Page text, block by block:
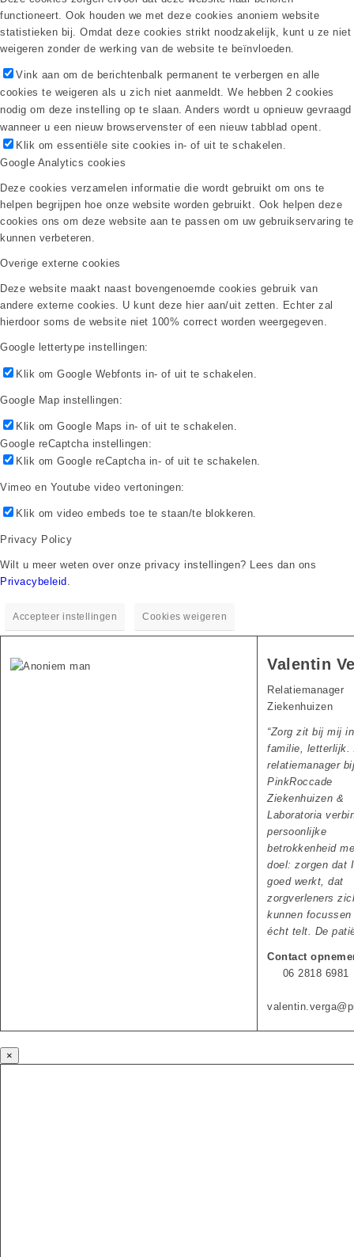
functioneert. Ook houden we met deze cookies anoniem website
statistieken bij. Omdat deze cookies strikt noodzakelijk, kunt u ze niet
weigeren zonder de werking van de website te beïnvloeden.
Vink aan om de berichtenbalk permanent te verbergen en alle
cookies te weigeren als u zich niet aanmeldt. We hebben 2 cookies
nodig om deze instelling op te slaan. Anders wordt u opnieuw gevraagd
wanneer u een nieuw browservenster of een nieuw tabblad opent.
Klik om essentiële site cookies in- of uit te schakelen.
Google Analytics cookies
Deze cookies verzamelen informatie die wordt gebruikt om ons te
helpen begrijpen hoe onze website worden gebruikt. Ook helpen deze
cookies ons om deze website aan te passen om uw gebruikservaring te
kunnen verbeteren.
Overige externe cookies
Deze website maakt naast bovengenoemde cookies gebruik van
andere externe cookies. U kunt deze hier aan/uit zetten. Echter zal
hierdoor soms de website niet 100% correct worden weergegeven.
Google lettertype instellingen:
Klik om Google Webfonts in- of uit te schakelen.
Google Map instellingen:
Klik om Google Maps in- of uit te schakelen.
Google reCaptcha instellingen:
Klik om Google reCaptcha in- of uit te schakelen.
Vimeo en Youtube video vertoningen:
Klik om video embeds toe te staan/te blokkeren.
Privacy Policy
Wilt u meer weten over onze privacy instellingen? Lees dan ons
Privacybeleid
Accepteer instellingen Cookies weigeren
Valentin
Relatiemanager
Ziekenhuizen
“Zorg zit bij mij
familie, letterlijk.
relatiemanager bij
PinkRoccade
Ziekenhuizen &
Laboratoria
persoonlijke
betrokkenheid
doel: zorgen dat
goed werkt, dat
zorgverleners
kunnen focussen
écht telt. De
Contact
06 2818 6981
×